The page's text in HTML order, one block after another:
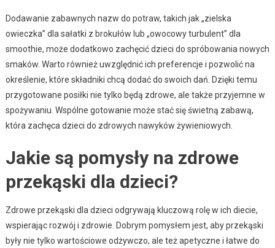
Dodawanie zabawnych nazw do potraw, takich jak „zielska
owieczka” dla sałatki z brokułów lub „owocowy turbulent” dla
smoothie, może dodatkowo zachęcić dzieci do spróbowania nowych
smaków. Warto również uwzględnić ich preferencje i pozwolić na
określenie, które składniki chcą dodać do swoich dań. Dzięki temu
przygotowane posiłki nie tylko będą zdrowe, ale także przyjemne w
spożywaniu. Wspólne gotowanie może stać się świetną zabawą,
która zachęca dzieci do zdrowych nawyków żywieniowych.
Jakie są pomysły na zdrowe
przekąski dla dzieci?
Zdrowe przekąski dla dzieci odgrywają kluczową rolę w ich diecie,
wspierając rozwój i zdrowie. Dobrym pomysłem jest, aby przekąski
były nie tylko wartościowe odżywczo, ale też apetyczne i łatwe do